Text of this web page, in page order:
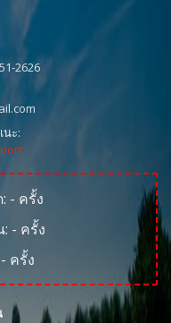
2626
ะ:
- ครั้ง
: - ครั้ง
- ครั้ง